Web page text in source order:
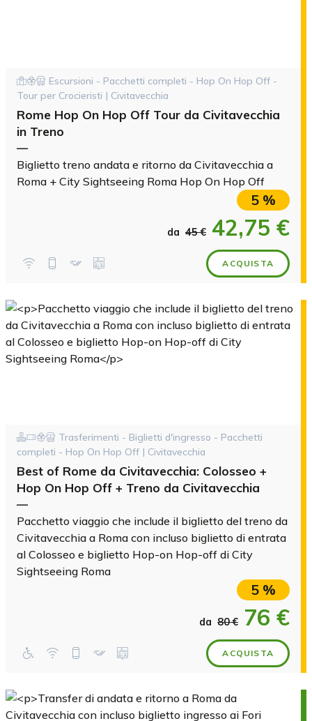
Escursioni - Pacchetti completi - Hop On Hop Off -
Tour per Crocieristi | Civitavecchia
Rome Hop On Hop Off Tour da Civitavecchia
in Treno
—
Biglietto treno andata e ritorno da Civitavecchia a
Roma + City Sightseeing Roma Hop On Hop Off
5 %
da 45 € 42,75 €
ACQUISTA
Trasferimenti - Biglietti d'ingresso - Pacchetti
completi - Hop On Hop Off | Civitavecchia
Best of Rome da Civitavecchia: Colosseo +
Hop On Hop Off + Treno da Civitavecchia
—
Pacchetto viaggio che include il biglietto del treno da
Civitavecchia a Roma con incluso biglietto di entrata
al Colosseo e biglietto Hop-on Hop-off di City
Sightseeing Roma
5 %
da 80 € 76 €
ACQUISTA